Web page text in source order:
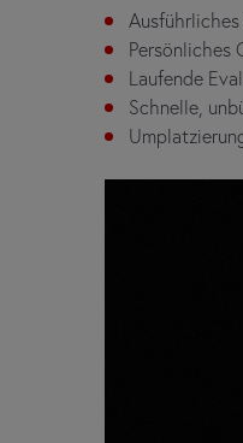
Persönliches
Laufende
Schnelle,